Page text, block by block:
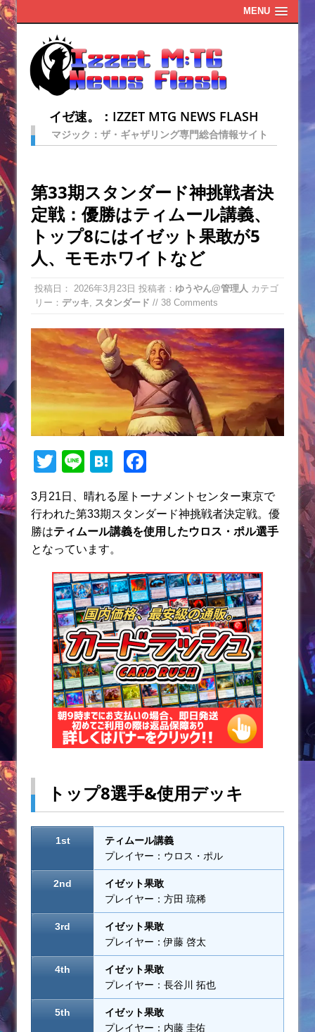
MENU
イゼ速。：IZZET MTG NEWS FLASH
マジック：ザ・ギャザリング専門総合情報サイト
第33期スタンダード神挑戦者決
定戦：優勝はティムール講義、
トップ8にはイゼット果敢が5
人、モモホワイトなど
投稿日： 2026年3月23日 投稿者： ゆうやん@管理人 カテゴ
リー： デッキ スタンダード // 38 Comments
T
itt
er
Li
n
e
H
e
n
a
c
e
o
o
k
3月21日、晴れる屋トーナメントセンター東京で
行われた第33期スタンダード神挑戦者決定戦。優
勝はティムール講義を使用したウロス・ポル選手
となっています。
トップ8選手&使用デッキ
1st
ティムール講義
プレイヤー：ウロス・ポル
2nd
イゼット果敢
プレイヤー：方田 琉稀
3rd
イゼット果敢
プレイヤー：伊藤 啓太
4th
イゼット果敢
プレイヤー：長谷川 拓也
5th
イゼット果敢
プレイヤー：内藤 圭佑